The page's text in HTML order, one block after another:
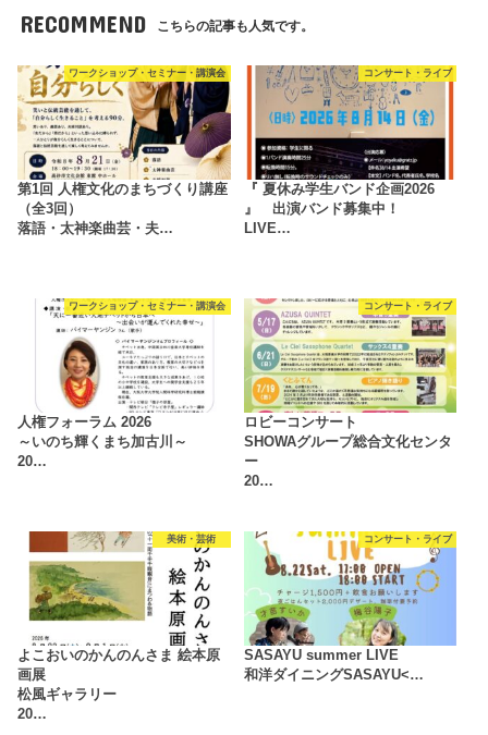
RECOMMEND こちらの記事も人気です。
ワークショップ・セミナー・講演会
第1回 人権文化のまちづくり講座
（全3回）
落語・太神楽曲芸・夫…
コンサート・ライブ
『 夏休み学生バンド企画2026
』 出演バンド募集中！
LIVE…
ワークショップ・セミナー・講演会
人権フォーラム 2026
～いのち輝くまち加古川～
20…
コンサート・ライブ
ロビーコンサート
SHOWAグループ総合文化センタ
ー
20…
美術・芸術
よこおいのかんのんさま 絵本原
画展
松風ギャラリー
20…
コンサート・ライブ
SASAYU summer LIVE
和洋ダイニングSASAYU<…